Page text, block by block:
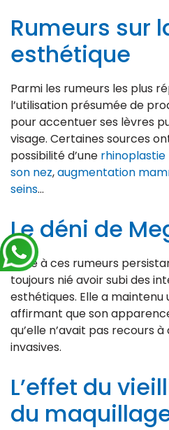
Rumeurs sur
esthétique
Parmi les rumeurs les plus
l’utilisation présumée de
pour accentuer ses lèvres
visage. Certaines sources
possibilité d’une
son nez,augmentation
seins…
Le déni de
Face à ces rumeurs
toujours nié avoir subi des
esthétiques. Elle a
affirmant que son
qu’elle n’avait pas recours
invasives.
L’effet du
du